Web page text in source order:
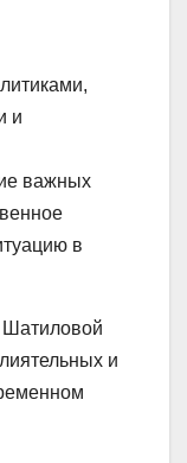
и
важных
в
Шатиловой
и